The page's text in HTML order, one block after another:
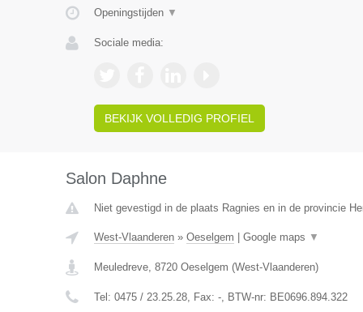
Openingstijden ▼
Sociale media:
BEKIJK VOLLEDIG PROFIEL
Salon Daphne
Niet gevestigd in de plaats Ragnies en in de provincie
West-Vlaanderen» Oeselgem Google maps ▼
Meuledreve, 8720 Oeselgem (West-Vlaanderen)
Tel: 0475 / 23.25.28, Fax: -, BTW-nr: BE0696.894.322